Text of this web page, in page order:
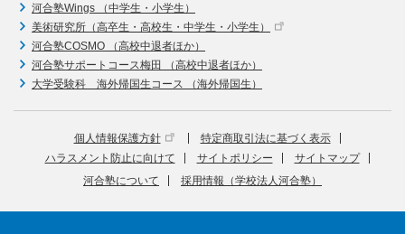
河合塾Wings （中学生・小学生）
美術研究所（高卒生・高校生・中学生・小学生）
河合塾COSMO （高校中退者ほか）
河合塾サポートコース梅田 （高校中退者ほか）
大学受験科 海外帰国生コース （海外帰国生）
個人情報保護方針
特定商取引法に基づく表示
ハラスメント防止に向けて
サイトポリシー
サイトマップ
河合塾について
採用情報（学校法人河合塾）